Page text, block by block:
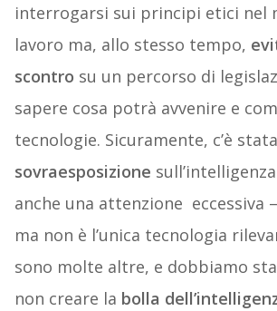
interrogarsi sui principi etici nel
lavoro ma, allo stesso tempo,
scontro su un percorso di
sapere cosa potrà avvenire e
tecnologie. Sicuramente, c’è
sovraesposizione
anche una attenzione eccessiva
ma non è l’unica tecnologia
sono molte altre, e dobbiamo
non creare la bolla